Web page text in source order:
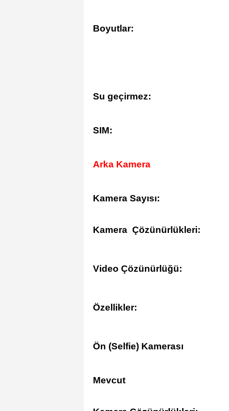
Boyutlar:
Su geçirmez:
SIM:
Arka Kamera
Kamera Sayısı:
Kamera Çözünürlükleri:
Video Çözünürlüğü:
Özellikler:
Ön (Selfie) Kamerası
Mevcut